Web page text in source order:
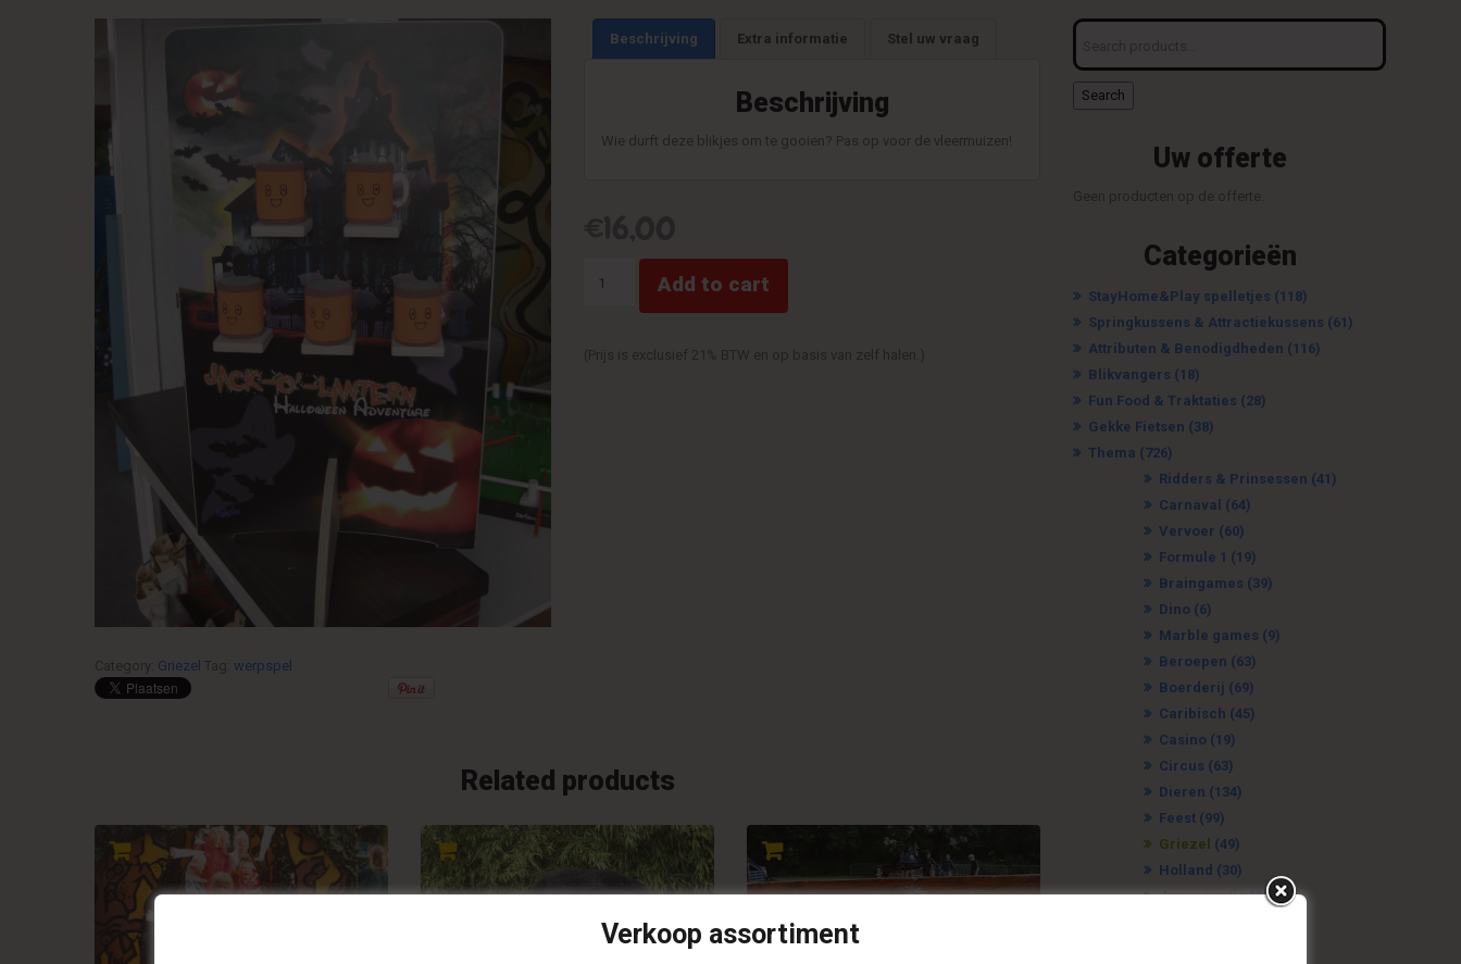
Beschrijving Extra informatie Stel uw vraag
Beschrijving
Wie durft deze blikjes om te gooien? Pas op voor de vleermuizen!
Griezel
Add to cart
(Prijs is exclusief 21% BTW en op basis van zelf halen.)
Category: Griezel Tag: werpspel
Related products
Search
Search
Uw offerte
Geen producten op de offerte.
Categorieën
StayHome&Play spelletjes (118)
Springkussens & Attractiekussens (61)
Attributen & Benodigdheden (116)
Blikvangers (18)
Fun Food & Traktaties (28)
Gekke Fietsen (38)
Thema (726)
Ridders & Prinsessen (41)
Carnaval (64)
Vervoer (60)
Formule 1 (19)
Braingames (39)
Dino (6)
Marble games (9)
Beroepen (63)
Boerderij (69)
Caribisch (45)
Casino (19)
Circus (63)
Dieren (134)
Feest (99)
Griezel (49)
Holland (30)
Jaren zestig (21)
Verkoop assortiment